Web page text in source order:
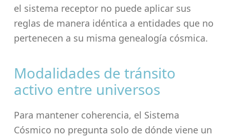
el sistema receptor no puede aplicar sus
reglas de manera idéntica a entidades que no
pertenecen a su misma genealogía cósmica.
Modalidades de tránsito
activo entre universos
Para mantener coherencia, el Sistema
Cósmico no pregunta solo de dónde viene un